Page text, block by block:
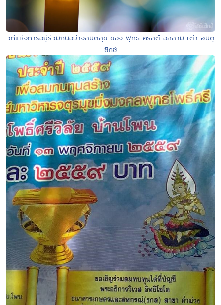
วิถีแห่งการอยู่ร่วมกันอย่างสันติสุข ของ พุทธ คริสต์ อิสลาม เต่า ฮินดู
ซิกซ์